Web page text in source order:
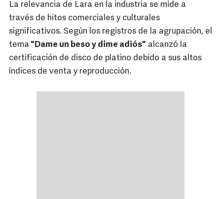
La relevancia de Lara en la industria se mide a
través de hitos comerciales y culturales
significativos. Según los registros de la agrupación, el
tema "Dame un beso y dime adiós" alcanzó la
certificación de disco de platino debido a sus altos
índices de venta y reproducción.